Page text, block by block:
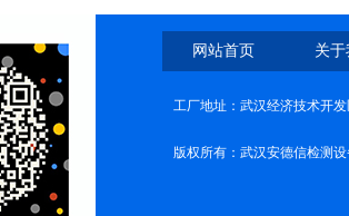
网站首页 关
工厂地址：武汉经济技术开
版权所有：武汉安德信检测